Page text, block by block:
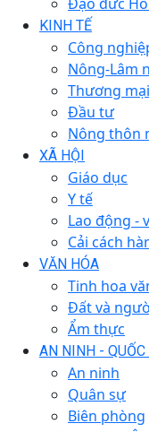
KINH TẾ
Công
Nông-Lâm
Thương
Đầu tư
Nông thôn
XÃ HỘI
Giáo dục
Y tế
Lao động -
Cải cách
VĂN HÓA
Tinh hoa
Đất và
Ẩm thực
AN NINH - QUỐC
An ninh
Quân sự
Biên phòng